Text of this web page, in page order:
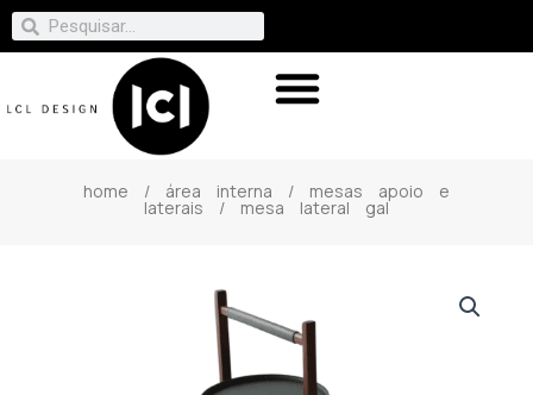
home / área interna / mesas apoio e
laterais / mesa lateral gal